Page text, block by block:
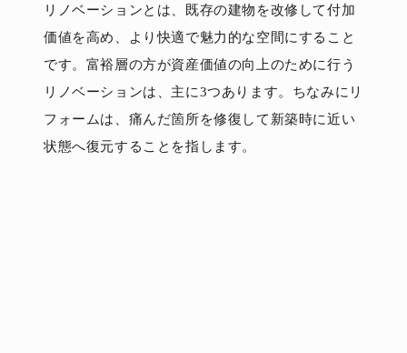
リノベーションとは、既存の建物を改修して付加
価値を高め、より快適で魅力的な空間にすること
です。富裕層の方が資産価値の向上のために行う
リノベーションは、主に3つあります。ちなみにリ
フォームは、痛んだ箇所を修復して新築時に近い
状態へ復元することを指します。